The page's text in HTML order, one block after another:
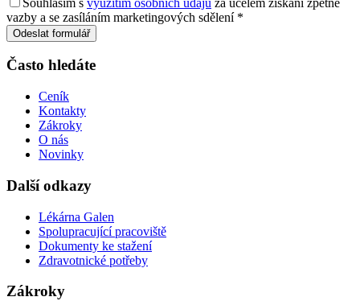
vazby a se zasíláním marketingových sdělení *
Odeslat formulář
Často hledáte
Ceník
Kontakty
Zákroky
O nás
Novinky
Další odkazy
Lékárna Galen
Spolupracující pracoviště
Dokumenty ke stažení
Zdravotnické potřeby
Zákroky